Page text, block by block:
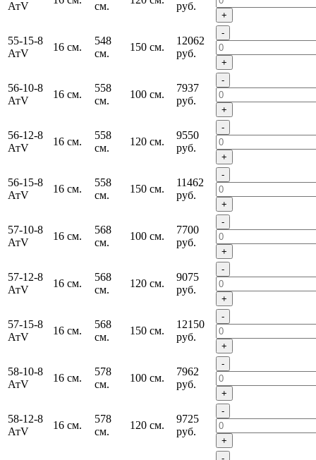
АтV
см.
руб.
+
55-15-8
АтV
16 см.
548
см.
150 см.
12062
руб.
-
+
56-10-8
АтV
16 см.
558
см.
100 см.
7937
руб.
-
+
56-12-8
АтV
16 см.
558
см.
120 см.
9550
руб.
-
+
56-15-8
АтV
16 см.
558
см.
150 см.
11462
руб.
-
+
57-10-8
АтV
16 см.
568
см.
100 см.
7700
руб.
-
+
57-12-8
АтV
16 см.
568
см.
120 см.
9075
руб.
-
+
57-15-8
АтV
16 см.
568
см.
150 см.
12150
руб.
-
+
58-10-8
АтV
16 см.
578
см.
100 см.
7962
руб.
-
+
58-12-8
АтV
16 см.
578
см.
120 см.
9725
руб.
-
+